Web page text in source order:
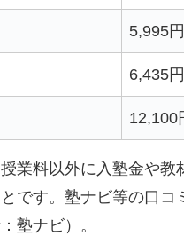
5,995円
6,435円
12,100
業料以外に入塾金や
です。塾ナビ等の口
塾ナビ）。